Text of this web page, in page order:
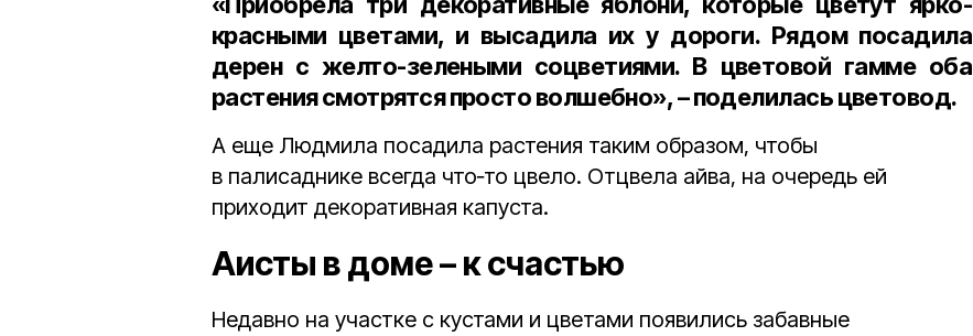
красными цветами, и высадила их у дороги. Рядом посадила
дерен с желто-зелеными соцветиями. В цветовой гамме оба
растения смотрятся просто волшебно», – поделилась цветовод.
А еще Людмила посадила растения таким образом, чтобы
в палисаднике всегда что‑то цвело. Отцвела айва, на очередь ей
приходит декоративная капуста.
Аисты в доме – к счастью
Недавно на участке с кустами и цветами появились забавные